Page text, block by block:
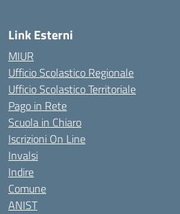
Link Esterni
MIUR
Ufficio Scolastico Regionale
Ufficio Scolastico Territoriale
Pago in Rete
Scuola in Chiaro
Iscrizioni On Line
Invalsi
Indire
Comune
ANIST